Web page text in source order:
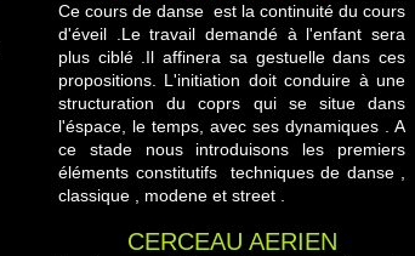
Ce cours de danse est la continuité du cours
d'éveil .Le travail demandé à l'enfant sera
plus ciblé .Il affinera sa gestuelle dans ces
propositions. L'initiation doit conduire à une
structuration du coprs qui se situe dans
l'éspace, le temps, avec ses dynamiques . A
ce stade nous introduisons les premiers
éléments constitutifs techniques de danse ,
classique , modene et street .
CERCEAU AERIEN